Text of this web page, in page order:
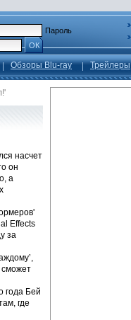
Пароль
ОК
Обзоры Blu-ray Трейлеры
насчет
он
а
Effects
за
сможет
года Бей
где